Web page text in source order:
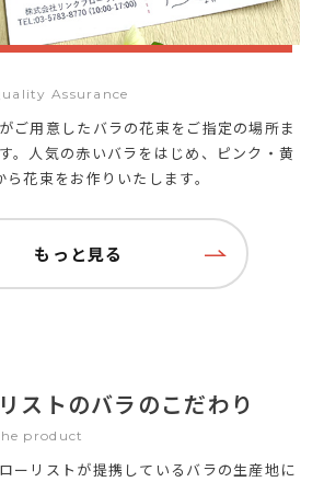
Assurance
ご用意したバラの花束をご指定の場所ま
。人気の赤いバラをはじめ、ピンク・黄
花束をお作りいたします。
もっと見る
ストのバラのこだわり
product
ーリストが提携しているバラの生産地に